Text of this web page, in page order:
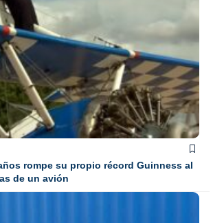
rompe su propio récord Guinness al
de un avión